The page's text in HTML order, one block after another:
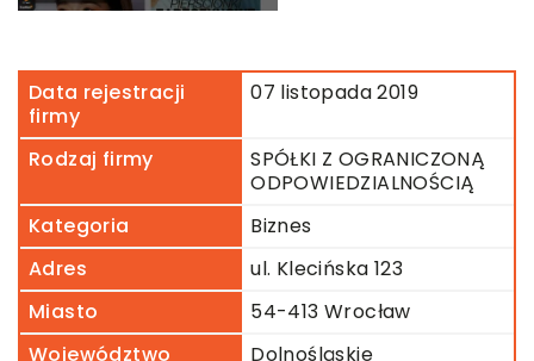
Data rejestracji
firmy
07 listopada 2019
Rodzaj firmy
SPÓŁKI Z OGRANICZONĄ
ODPOWIEDZIALNOŚCIĄ
Kategoria
Biznes
Adres
ul. Klecińska 123
Miasto
54-413 Wrocław
Województwo
Dolnośląskie